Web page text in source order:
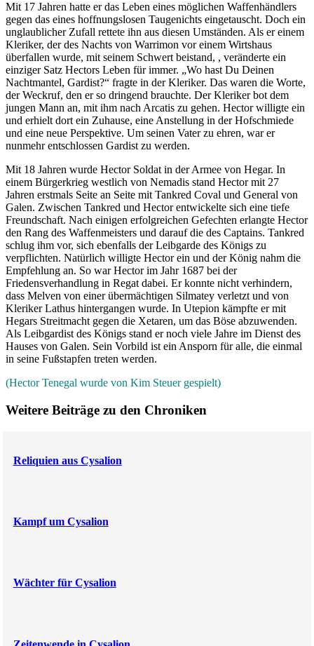
Mit 17 Jahren hatte er das Leben eines möglichen Waffenhändlers
gegen das eines hoffnungslosen Taugenichts eingetauscht. Doch ein
unglaublicher Zufall rettete ihn aus diesen Umständen. Als er einem
Kleriker, der des Nachts von Warrimon vor einem Wirtshaus
überfallen wurde, mit seinem Schwert beistand, , veränderte ein
einziger Satz Hectors Leben für immer. „Wo hast Du Deinen
Nachtmantel, Gardist?“ fragte in der Kleriker. Das waren die Worte,
der Weckruf, den er so dringend brauchte. Der Kleriker bot dem
jungen Mann an, mit ihm nach Arcatis zu gehen. Hector willigte ein
und erhielt dort ein Zuhause, eine Anstellung in der Hofschmiede
und eine neue Perspektive. Um seinen Vater zu ehren, war er
nunmehr entschlossen Gardist zu werden.
Mit 18 Jahren wurde Hector Soldat in der Armee von Hegar. In
einem Bürgerkrieg westlich von Nemadis stand Hector mit 27
Jahren erstmals Seite an Seite mit Tankred Coval und General von
Galen. Zwischen Tankred und Hector entwickelte sich eine tiefe
Freundschaft. Nach einigen erfolgreichen Gefechten erlangte Hector
den Rang des Waffenmeisters und darauf die des Captains. Tankred
schlug ihm vor, sich ebenfalls der Leibgarde des Königs zu
verpflichten. Natürlich willigte Hector ein und der König nahm die
Empfehlung an. So war Hector im Jahr 1687 bei der
Friedensverhandlung in Regat dabei. Er konnte nicht verhindern,
dass Melven von einer übermächtigen Silmatey verletzt und von
Kleriker Lathus hintergangen wurde. In Utepion kämpfte er mit
Hegars Streitmacht gegen die Xetaren, um das Böse abzuwenden.
Als Leibgardist des Königs stand er noch viele Jahre im Dienst des
Hauses von Galen. Sein Vorbild ist ein Ansporn für alle, die einmal
in seine Fußstapfen treten werden.
(Hector Tenegal wurde von Kim Steuer gespielt)
Weitere Beiträge zu den Chroniken
Reliquien aus Cysalion
Kampf um Cysalion
Wächter für Cysalion